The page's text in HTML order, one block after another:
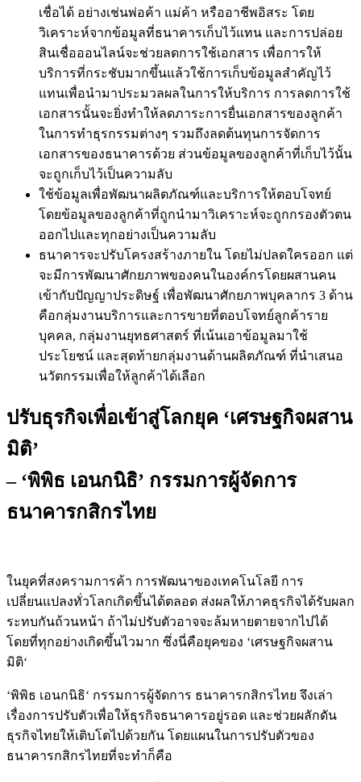
เชื่อได้ อย่างเช่นพ่อค้า แม่ค้า หรืออาชีพอิสระ โดย
วิเคราะห์จากข้อมูลที่ธนาคารเก็บไว้แทน และการปล่อย
สินเชื่อออนไลน์จะช่วยลดการใช้เอกสาร เพื่อการให้
บริการที่กระชับมากขึ้นแล้วใช้การเก็บข้อมูลสำคัญไว้
แทนเพื่อนำมาประมวลผลในการให้บริการ การลดการใช้
เอกสารนั้นจะยิ่งทำให้ลดภาระการยื่นเอกสารของลูกค้า
ในการทำธุรกรรมต่างๆ รวมถึงลดต้นทุนการจัดการ
เอกสารของธนาคารด้วย ส่วนข้อมูลของลูกค้าที่เก็บไว้นั้น
จะถูกเก็บไว้เป็นความลับ
ใช้ข้อมูลเพื่อพัฒนาผลิตภัณฑ์และบริการให้ตอบโจทย์
โดยข้อมูลของลูกค้าที่ถูกนำมาวิเคราะห์จะถูกกรองตัวตน
ออกไปและทุกอย่างเป็นความลับ
ธนาคารจะปรับโครงสร้างภายใน โดยไม่ปลดใครออก แต่
จะมีการพัฒนาศักยภาพของคนในองค์กรโดยผสานคน
เข้ากับปัญญาประดิษฐ์ เพื่อพัฒนาศักยภาพบุคลากร 3 ด้าน
คือกลุ่มงานบริการและการขายที่ตอบโจทย์ลูกค้าราย
บุคคล, กลุ่มงานยุทธศาสตร์ ที่เน้นเอาข้อมูลมาใช้
ประโยชน์ และสุดท้ายกลุ่มงานด้านผลิตภัณฑ์ ที่นำเสนอ
นวัตกรรมเพื่อให้ลูกค้าได้เลือก
ปรับธุรกิจเพื่อเข้าสู่โลกยุค ‘เศรษฐกิจผสาน
มิติ’
– ‘พิพิธ เอนกนิธิ’ กรรมการผู้จัดการ
ธนาคารกสิกรไทย
ในยุคที่สงครามการค้า การพัฒนาของเทคโนโลยี การ
เปลี่ยนแปลงทั่วโลกเกิดขึ้นได้ตลอด ส่งผลให้ภาคธุรกิจได้รับผลก
ระทบกันถ้วนหน้า ถ้าไม่ปรับตัวอาจจะล้มหายตายจากไปได้
โดยที่ทุกอย่างเกิดขึ้นไวมาก ซึ่งนี่คือยุคของ ‘เศรษฐกิจผสาน
มิติ‘
‘พิพิธ เอนกนิธิ‘ กรรมการผู้จัดการ ธนาคารกสิกรไทย จึงเล่า
เรื่องการปรับตัวเพื่อให้ธุรกิจธนาคารอยู่รอด และช่วยผลักดัน
ธุรกิจไทยให้เติบโตไปด้วยกัน โดยแผนในการปรับตัวของ
ธนาคารกสิกรไทยที่จะทำก็คือ